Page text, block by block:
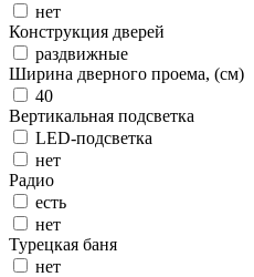
нет
Конструкция дверей
раздвижные
Ширина дверного проема, (см)
40
Вертикальная подсветка
LED-подсветка
нет
Радио
есть
нет
Турецкая баня
нет